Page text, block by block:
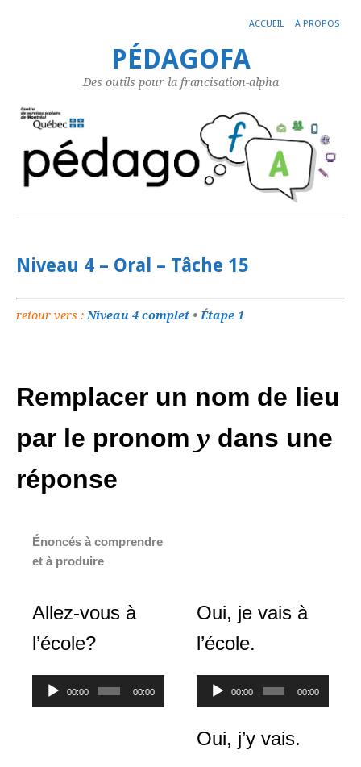
ACCUEIL À PROPOS
PÉDAGOFA
Des outils pour la francisation-alpha
Niveau 4 – Oral – Tâche 15
retour vers :Niveau 4 complet •Étape 1
Remplacer un nom de lieu
par le pronom y dans une
réponse
Énoncés à comprendre
et à produire
Allez-vous à
l’école?
Oui, je vais à
l’école.
Lecteur
00:00 00:00
Lecteur
00:00 00:00
Oui, j’y vais.